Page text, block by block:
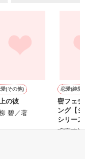
瞳
(その他)
の彼
碧／著
恋愛(純愛)
密フェ
ング【
シリー
差恋愛
鳴宮杏